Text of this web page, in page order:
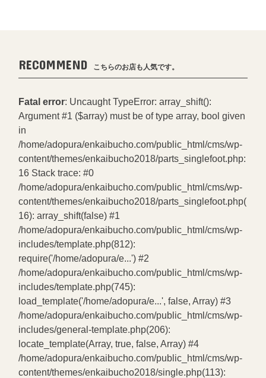
RECOMMEND こちらのお店も人気です。
Fatal error: Uncaught TypeError: array_shift():
Argument #1 ($array) must be of type array, bool given
in
/home/adopura/enkaibucho.com/public_html/cms/wp-
content/themes/enkaibucho2018/parts_singlefoot.php:
16 Stack trace: #0
/home/adopura/enkaibucho.com/public_html/cms/wp-
content/themes/enkaibucho2018/parts_singlefoot.php(
16): array_shift(false) #1
/home/adopura/enkaibucho.com/public_html/cms/wp-
includes/template.php(812):
require('/home/adopura/e...') #2
/home/adopura/enkaibucho.com/public_html/cms/wp-
includes/template.php(745):
load_template('/home/adopura/e...', false, Array) #3
/home/adopura/enkaibucho.com/public_html/cms/wp-
includes/general-template.php(206):
locate_template(Array, true, false, Array) #4
/home/adopura/enkaibucho.com/public_html/cms/wp-
content/themes/enkaibucho2018/single.php(113):